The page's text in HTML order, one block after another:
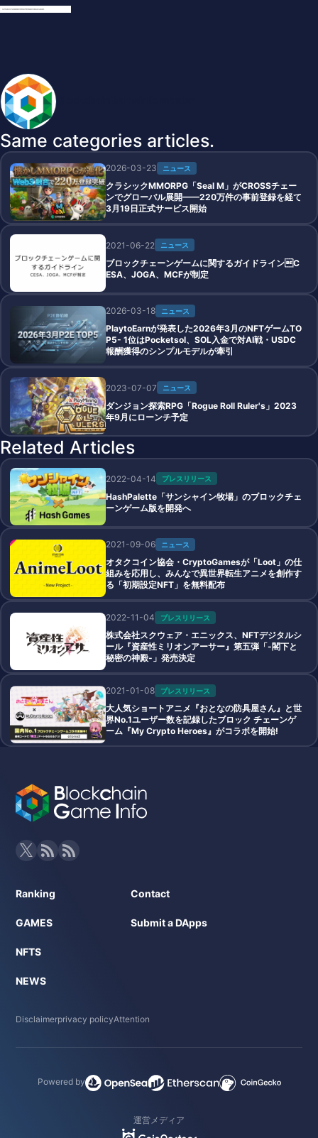
Same categories articles.
2026-03-23 ニュース
クラシックMMORPG「Seal M」がCROSSチェー
ンでグローバル展開——220万件の事前登録を経て
3月19日正式サービス開始
2021-06-22 ニュース
ブロックチェーンゲームに関するガイドラインC
ESA、JOGA、MCFが制定
2026-03-18 ニュース
PlaytoEarnが発表した2026年3月のNFTゲームTO
P5- 1位はPocketsol、SOL入金で対AI戦・USDC
報酬獲得のシンプルモデルが牽引
2023-07-07 ニュース
ダンジョン探索RPG「Rogue Roll Ruler's」2023
年9月にローンチ予定
Related Articles
2022-04-14 プレスリリース
HashPalette「サンシャイン牧場」のブロックチェ
ーンゲーム版を開発へ
2021-09-06 ニュース
オタクコイン協会・CryptoGamesが「Loot」の仕
組みを応用し、みんなで異世界転生アニメを創作す
る「初期設定NFT」を無料配布
2022-11-04 プレスリリース
株式会社スクウェア・エニックス、NFTデジタルシ
ール『資産性ミリオンアーサー』第五弾「-閣下と
秘密の神殿-」発売決定
2021-01-08 プレスリリース
大人気ショートアニメ『おとなの防具屋さん』と世
界No.1ユーザー数を記録したブロック チェーンゲ
ーム『My Crypto Heroes』がコラボを開始!
Ranking
GAMES
NFTS
NEWS
Contact
Submit a DApps
Disclaimerprivacy policyAttention
Powered by
運営メディア